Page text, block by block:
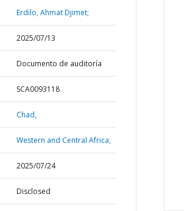
Erdilo, Ahmat Djimet;
2025/07/13
Documento de auditoría
SCA0093118
Chad,
Western and Central Africa,
2025/07/24
Disclosed